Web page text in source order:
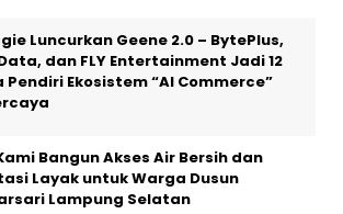
Luncurkan Geene 2.0 – BytePlus,
dan FLY Entertainment Jadi 12
Pendiri Ekosistem “AI Commerce”
Bangun Akses Air Bersih dan
Layak untuk Warga Dusun
Lampung Selatan